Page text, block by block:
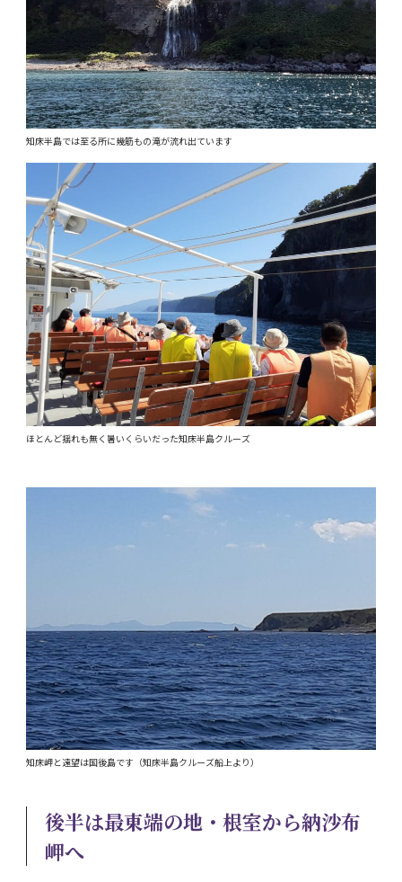
知床半島では至る所に幾筋もの滝が流れ出ています
ほとんど揺れも無く暑いくらいだった知床半島クルーズ
知床岬と遠望は国後島です（知床半島クルーズ船上より）
後半は最東端の地・根室から納沙布
岬へ